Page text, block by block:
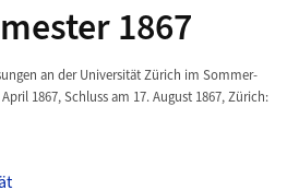
1867
an der Universität Zürich im Sommer-
1867, Schluss am 17. August 1867, Zürich: